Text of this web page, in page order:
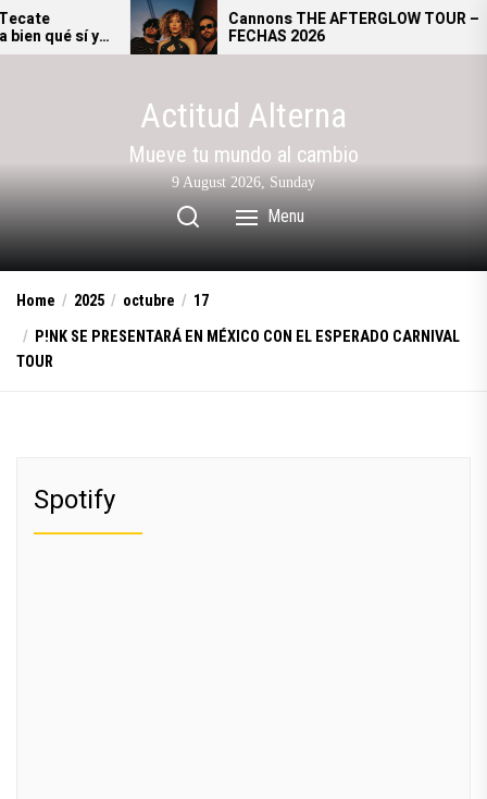
Skip
to
Cannons THE AFTERGLOW TOUR –
FECHAS 2026
Actitud Alterna
Mueve tu mundo al cambio
9 August 2026, Sunday
Menu
Home 2025 octubre
17
P!NK SE PRESENTARÁ EN MÉXICO CON EL ESPERADO CARNIVAL
TOUR
Spotify